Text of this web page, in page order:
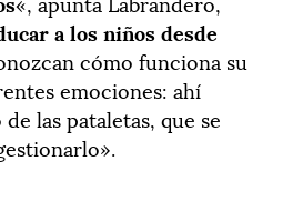
a los niños desde
cómo funciona su
emociones: ahí
las pataletas, que se